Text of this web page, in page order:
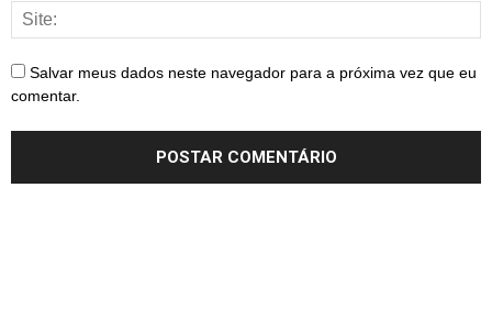
Salvar meus dados neste navegador para a próxima vez que eu
comentar.